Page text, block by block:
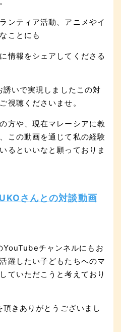
ンティア活動、アニメやイ
ことにも
情報をシェアしてくださる
いで実現しましたこの対
視聴くださいませ。
方や、現在マレーシアに教
この動画を通じて私の経験
るといいなと願っておりま
さんとの対談動画
YouTubeチャンネルにもお
躍したい子どもたちへのマ
ていただこうと考えており
きありがとうございまし